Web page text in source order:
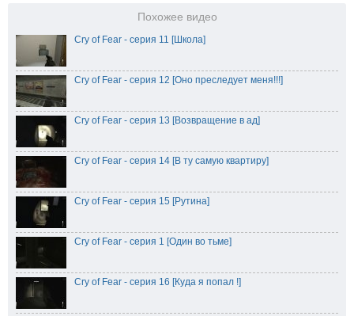
Похожее видео
Cry of Fear - серия 11 [Школа]
Cry of Fear - серия 12 [Оно преследует меня!!!]
Cry of Fear - серия 13 [Возвращение в ад]
Cry of Fear - серия 14 [В ту самую квартиру]
Cry of Fear - серия 15 [Рутина]
Cry of Fear - серия 1 [Один во тьме]
Cry of Fear - серия 16 [Куда я попал !]